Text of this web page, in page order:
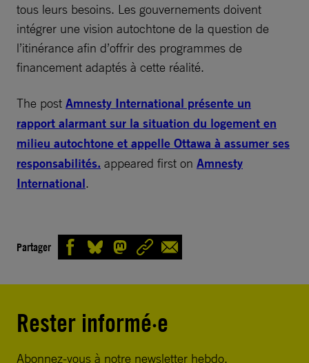
tous leurs besoins. Les gouvernements doivent
intégrer une vision autochtone de la question de
l’itinérance afin d’offrir des programmes de
financement adaptés à cette réalité.
The post Amnesty International présente un
rapport alarmant sur la situation du logement en
milieu autochtone et appelle Ottawa à assumer ses
responsabilités. appeared first on Amnesty
International.
Partager
Rester informé·e
Abonnez-vous à notre newsletter hebdo.